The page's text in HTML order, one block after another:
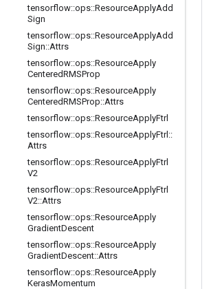
tensorflow::ops::ResourceApplyAdd
Sign
tensorflow::ops::ResourceApplyAdd
Sign::Attrs
tensorflow::ops::ResourceApply
CenteredRMSProp
tensorflow::ops::ResourceApply
CenteredRMSProp::Attrs
tensorflow::ops::ResourceApplyFtrl
tensorflow::ops::ResourceApplyFtrl ::
Attrs
tensorflow::ops::ResourceApplyFtrl
V2
tensorflow::ops::ResourceApplyFtrl
V2::Attrs
tensorflow::ops::ResourceApply
GradientDescent
tensorflow::ops::ResourceApply
GradientDescent::Attrs
tensorflow::ops::ResourceApply
KerasMomentum